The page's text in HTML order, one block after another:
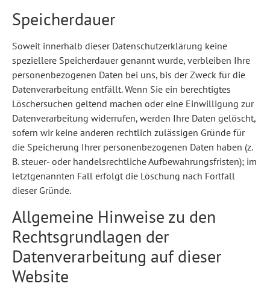
Speicherdauer
Soweit innerhalb dieser Datenschutzerklärung keine
speziellere Speicherdauer genannt wurde, verbleiben Ihre
personenbezogenen Daten bei uns, bis der Zweck für die
Datenverarbeitung entfällt. Wenn Sie ein berechtigtes
Löschersuchen geltend machen oder eine Einwilligung zur
Datenverarbeitung widerrufen, werden Ihre Daten gelöscht,
sofern wir keine anderen rechtlich zulässigen Gründe für
die Speicherung Ihrer personenbezogenen Daten haben (z.
B. steuer- oder handelsrechtliche Aufbewahrungsfristen); im
letztgenannten Fall erfolgt die Löschung nach Fortfall
dieser Gründe.
Allgemeine Hinweise zu den
Rechtsgrundlagen der
Datenverarbeitung auf dieser
Website